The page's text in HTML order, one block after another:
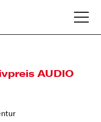
AUDIO